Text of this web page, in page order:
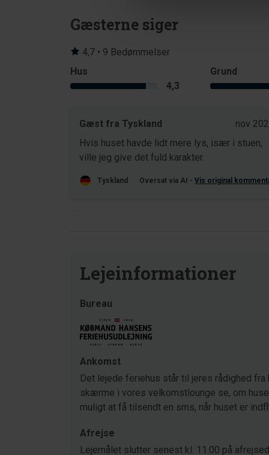
Gæsterne siger
4,7 • 9 Bedømmelser
Hus
4,3
Grund
Gæst fra Tyskland
nov
Hvis huset havde lidt mere lys, især i stuen,
ville jeg give det fuld karakter.
Tyskland Oversat via AI - Vis original
Lejeinformationer
Bureau
Ankomst
Det lejede feriehus står til jeres rådighed fra
skærme i vores velkomstlounge se, om
muligt at få tilsendt en sms, når huset er
Afrejse
Lejemålet slutter senest kl. 11.00 på